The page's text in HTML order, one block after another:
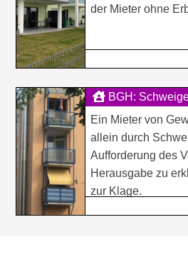
der Mieter ohne
BGH:
zur
Ein Mieter von
allein durch
Aufforderung des
Herausgabe zu
zur Klage.